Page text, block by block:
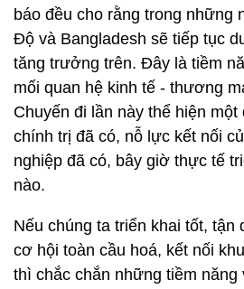
báo đều cho rằng trong những
Độ và Bangladesh sẽ tiếp tục
tăng trưởng trên. Đây là tiềm
mối quan hệ kinh tế - thương
Chuyến đi lần này thể hiện một
chính trị đã có, nỗ lực kết nối
nghiệp đã có, bây giờ thực tế
nào.
Nếu chúng ta triển khai tốt,
cơ hội toàn cầu hoá, kết nối
thì chắc chắn những tiềm năng